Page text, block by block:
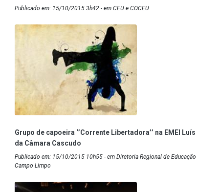
Publicado em: 15/10/2015 3h42 - em CEU e COCEU
Grupo de capoeira ‘’Corrente Libertadora’’ na EMEI Luís
da Câmara Cascudo
Publicado em: 15/10/2015 10h55 - em Diretoria Regional de Educação
Campo Limpo